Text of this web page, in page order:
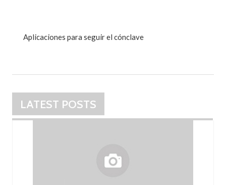
Aplicaciones para seguir el cónclave
LATEST POSTS